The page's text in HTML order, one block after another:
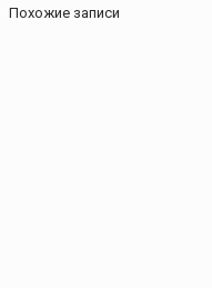
Похожие записи